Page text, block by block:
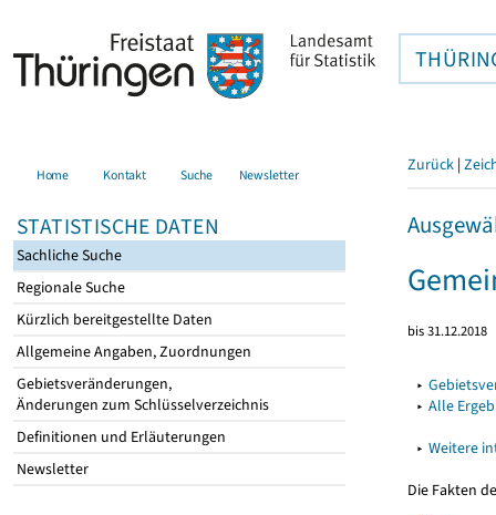
Home Kontakt Suche Newsletter
STATISTISCHE DATEN
Sachliche Suche
Regionale Suche
Kürzlich bereitgestellte Daten
Allgemeine Angaben, Zuordnungen
Gebietsveränderungen,
Änderungen zum Schlüsselverzeichnis
Definitionen und Erläuterungen
Newsletter
Zurück |
bis 31.12.2018
▸
▸ Alle
▸ Weitere
Die Fakten